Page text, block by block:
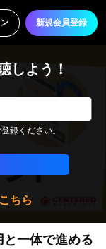
新規会員登録
しよう！
録ください。
こちら
と一体で進める